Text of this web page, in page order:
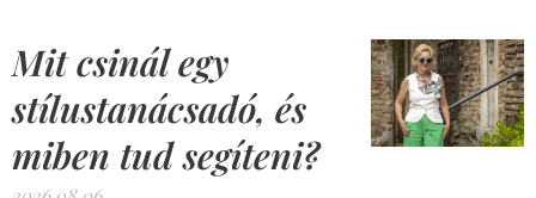
Mit csinál egy
stílustanácsadó, és
miben tud segíteni?